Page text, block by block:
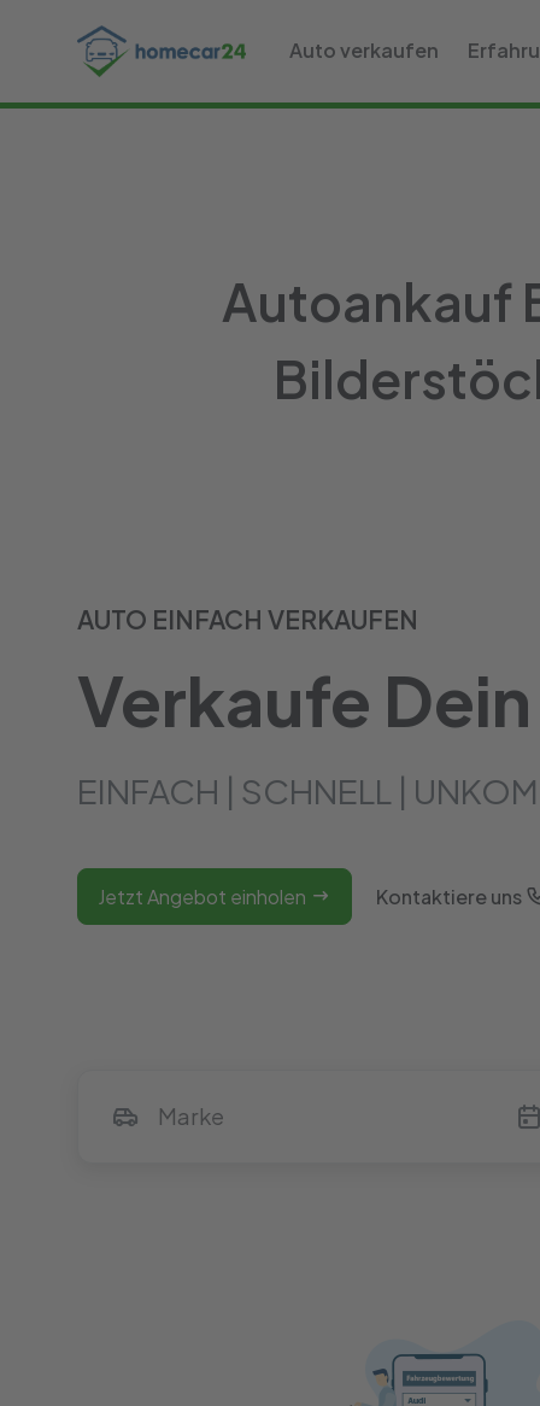
Auto verkaufen
Autoankauf
AUTO EINFACH VERKAUFEN
Verkaufe
EINFACH | SCHNELL |
Jetzt Angebot einholen Kontaktiere uns